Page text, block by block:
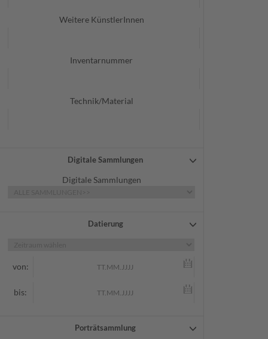
Weitere KünstlerInnen
Inventarnummer
Technik/Material
Digitale Sammlungen
Digitale Sammlungen
Datierung
von:
bis:
Porträtsammlung